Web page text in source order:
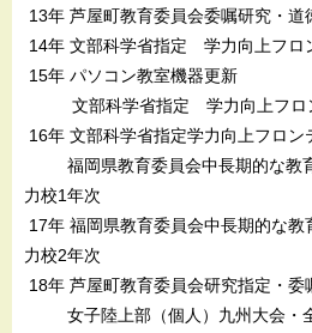
13年 芦屋町教育委員会委嘱研究・道
14年 文部科学省指定 学力向上フロ
15年 パソコン教室機器更新
文部科学省指定 学力向上フロン
16年 文部科学省指定学力向上フロン
福岡県教育委員会中長期的な教育
力校1年次
17年 福岡県教育委員会中長期的な
力校2年次
18年 芦屋町教育委員会研究指定・委
女子陸上部（個人）九州大会・